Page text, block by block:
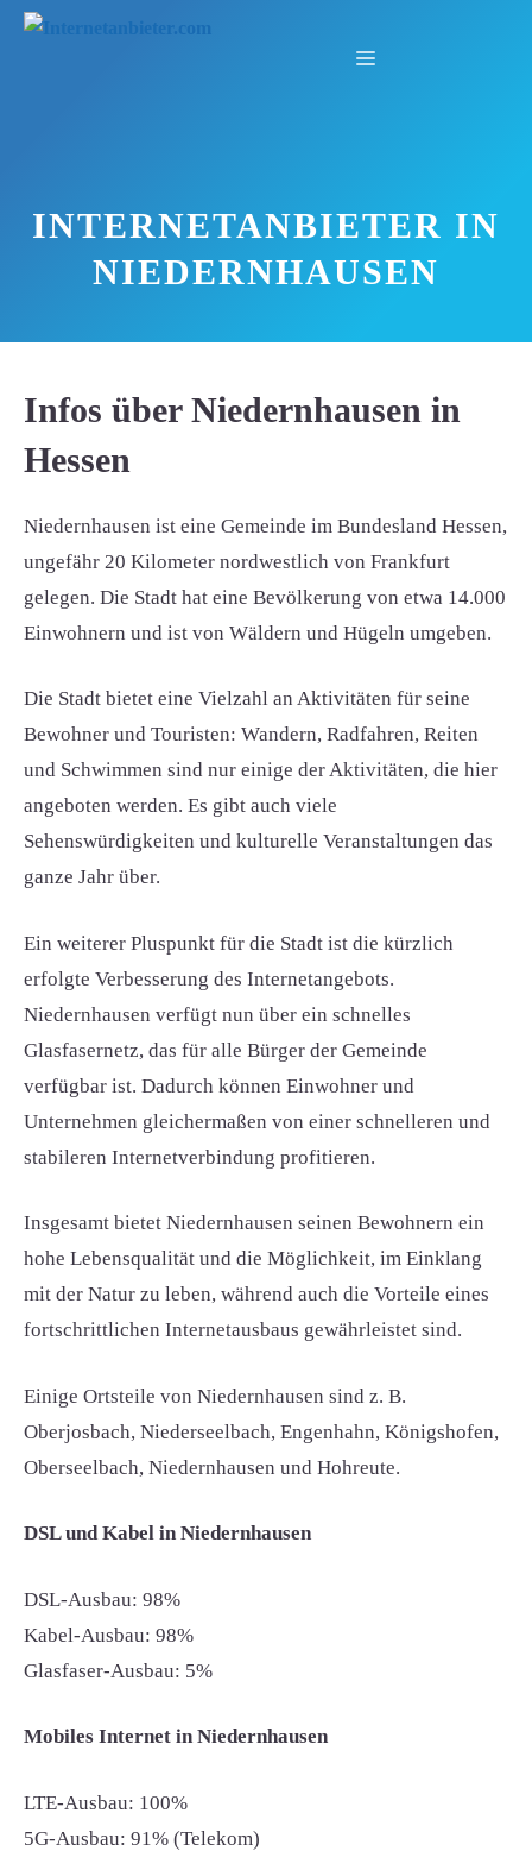
Zum
Menü
INTERNETANBIETER IN
NIEDERNHAUSEN
Infos über Niedernhausen in
Hessen
Niedernhausen ist eine Gemeinde im Bundesland Hessen,
ungefähr 20 Kilometer nordwestlich von Frankfurt
gelegen. Die Stadt hat eine Bevölkerung von etwa 14.000
Einwohnern und ist von Wäldern und Hügeln umgeben.
Die Stadt bietet eine Vielzahl an Aktivitäten für seine
Bewohner und Touristen: Wandern, Radfahren, Reiten
und Schwimmen sind nur einige der Aktivitäten, die hier
angeboten werden. Es gibt auch viele
Sehenswürdigkeiten und kulturelle Veranstaltungen das
ganze Jahr über.
Ein weiterer Pluspunkt für die Stadt ist die kürzlich
erfolgte Verbesserung des Internetangebots.
Niedernhausen verfügt nun über ein schnelles
Glasfasernetz, das für alle Bürger der Gemeinde
verfügbar ist. Dadurch können Einwohner und
Unternehmen gleichermaßen von einer schnelleren und
stabileren Internetverbindung profitieren.
Insgesamt bietet Niedernhausen seinen Bewohnern ein
hohe Lebensqualität und die Möglichkeit, im Einklang
mit der Natur zu leben, während auch die Vorteile eines
fortschrittlichen Internetausbaus gewährleistet sind.
Einige Ortsteile von Niedernhausen sind z. B.
Oberjosbach, Niederseelbach, Engenhahn, Königshofen,
Oberseelbach, Niedernhausen und Hohreute.
DSL und Kabel in Niedernhausen
DSL-Ausbau: 98%
Kabel-Ausbau: 98%
Glasfaser-Ausbau: 5%
Mobiles Internet in Niedernhausen
LTE-Ausbau: 100%
5G-Ausbau: 91% (Telekom)